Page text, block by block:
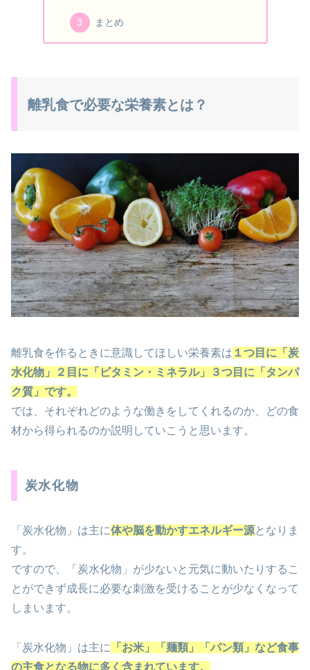
まとめ
離乳食で必要な栄養素とは？
離乳食を作るときに意識してほしい栄養素は １つ目に「炭
水化物」２目に「ビタミン・ミネラル」３つ目に「タンパ
ク質」です。
では、それぞれどのような働きをしてくれるのか、どの食
材から得られるのか説明していこうと思います。
炭水化物
「炭水化物」は主に体や脳を動かすエネルギー源となりま
す。
ですので、「炭水化物」が少ないと元気に動いたりするこ
とができず成長に必要な刺激を受けることが少なくなって
しまいます。
「炭水化物」は主に
「お米」「麺類」「パン類」など食事
の主食となる物に多く含まれています。